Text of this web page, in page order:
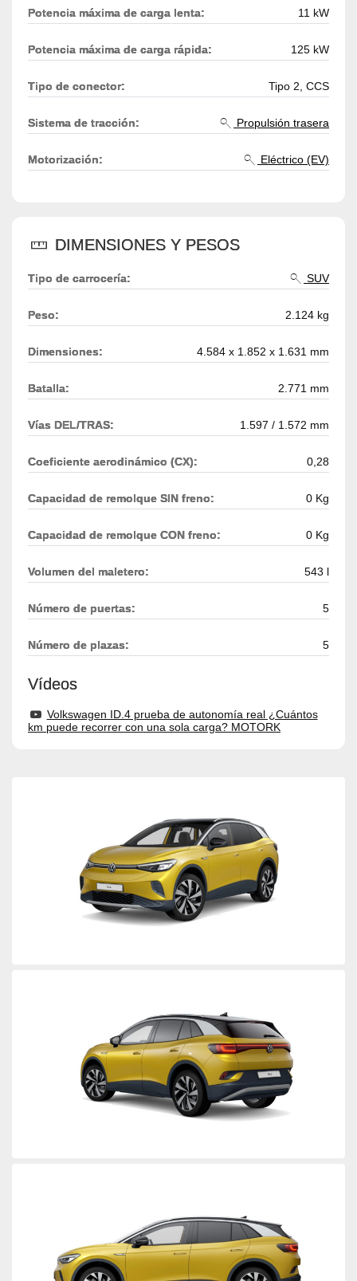
Potencia máxima de carga lenta: 11 kW
Potencia máxima de carga rápida: 125 kW
Tipo de conector: Tipo 2, CCS
Sistema de tracción: Propulsión trasera
Motorización: Eléctrico (EV)
DIMENSIONES Y PESOS
Tipo de carrocería: SUV
Peso: 2.124 kg
Dimensiones: 4.584 x 1.852 x 1.631 mm
Batalla: 2.771 mm
Vías DEL/TRAS: 1.597 / 1.572 mm
Coeficiente aerodinámico (CX): 0,28
Capacidad de remolque SIN freno: 0 Kg
Capacidad de remolque CON freno: 0 Kg
Volumen del maletero: 543 l
Número de puertas: 5
Número de plazas: 5
Vídeos
Volkswagen ID.4 prueba de autonomía real ¿Cuántos
km puede recorrer con una sola carga? MOTORK